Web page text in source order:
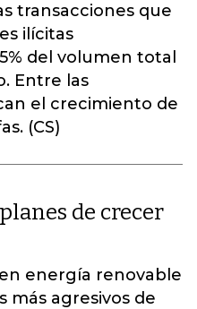
transacciones que
ilícitas
del volumen total
Entre las
el crecimiento de
(CS)
de crecer
energía renovable
más agresivos de